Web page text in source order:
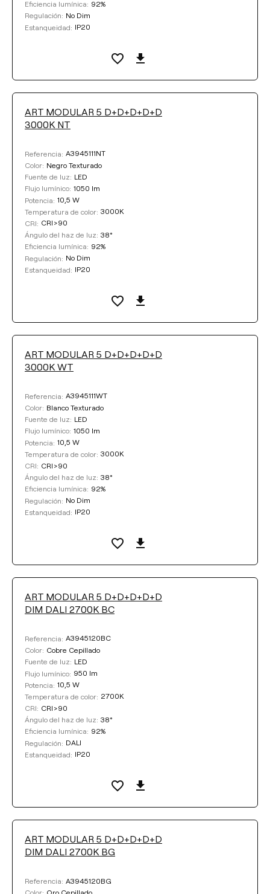
Eficiencia lumínica: 92%
Regulación: No Dim
Estanqueidad: IP20
ART MODULAR 5 D+D+D+D+D
3000K NT
Referencia: A3945111NT
Color: Negro Texturado
Fuente de luz: LED
Flujo lumínico: 1050 lm
Potencia: 10,5 W
Temperatura de color: 3000K
CRI: CRI>90
Ángulo del haz de luz: 38°
Eficiencia lumínica: 92%
Regulación: No Dim
Estanqueidad: IP20
ART MODULAR 5 D+D+D+D+D
3000K WT
Referencia: A3945111WT
Color: Blanco Texturado
Fuente de luz: LED
Flujo lumínico: 1050 lm
Potencia: 10,5 W
Temperatura de color: 3000K
CRI: CRI>90
Ángulo del haz de luz: 38°
Eficiencia lumínica: 92%
Regulación: No Dim
Estanqueidad: IP20
ART MODULAR 5 D+D+D+D+D
DIM DALI 2700K BC
Referencia: A3945120BC
Color: Cobre Cepillado
Fuente de luz: LED
Flujo lumínico: 950 lm
Potencia: 10,5 W
Temperatura de color: 2700K
CRI: CRI>90
Ángulo del haz de luz: 38°
Eficiencia lumínica: 92%
Regulación: DALI
Estanqueidad: IP20
ART MODULAR 5 D+D+D+D+D
DIM DALI 2700K BG
Referencia: A3945120BG
Oro Cepillado